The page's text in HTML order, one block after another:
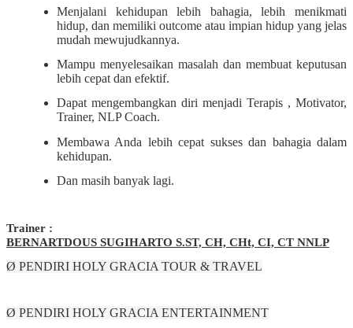
Menjalani kehidupan lebih bahagia, lebih menikmati
hidup, dan memiliki outcome atau impian hidup yang jelas
mudah mewujudkannya.
Mampu menyelesaikan masalah dan membuat keputusan
lebih cepat dan efektif.
Dapat mengembangkan diri menjadi Terapis , Motivator,
Trainer, NLP Coach.
Membawa Anda lebih cepat sukses dan bahagia dalam
kehidupan.
Dan masih banyak lagi.
Trainer :
BERNARTDOUS SUGIHARTO S.ST, CH, CHt, CI, CT NNLP
Ø PENDIRI HOLY GRACIA TOUR & TRAVEL
Ø PENDIRI HOLY GRACIA ENTERTAINMENT